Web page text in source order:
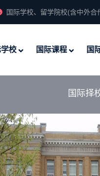
国际学校、留学院校(含中外
学校 国际课程 国
国际择